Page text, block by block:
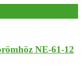
NE-61-12